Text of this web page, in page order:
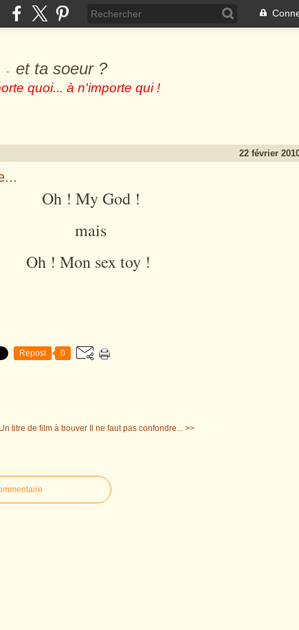
- et ta soeur ?
quoi... à n'importe qui !
22 février
Oh ! My God !
mais
Oh ! Mon sex toy !
Repost 0
titre de film à trouver Il ne faut pas confondre... >>